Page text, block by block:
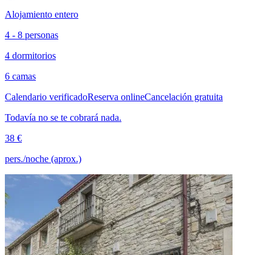
Alojamiento entero
4 - 8 personas
4 dormitorios
6 camas
Calendario verificadoReserva onlineCancelación gratuita
Todavía no se te cobrará nada.
38 €
pers./noche (aprox.)